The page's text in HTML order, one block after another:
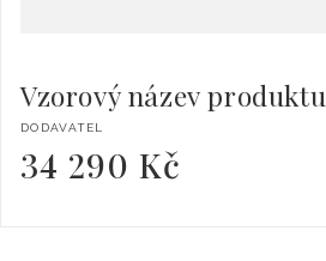
Vzorový název produktu
Dodavatel:
DODAVATEL
Běžná
cena
34 290 Kč